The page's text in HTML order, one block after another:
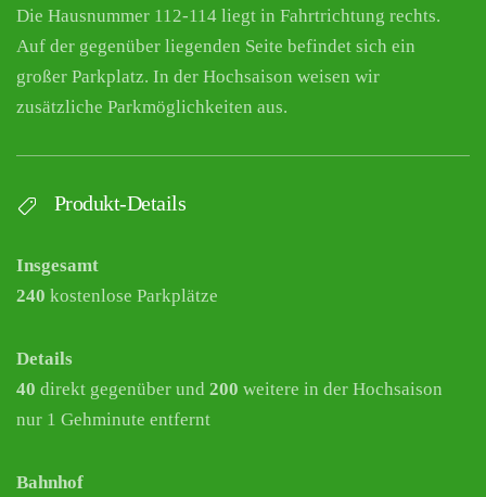
Die Hausnummer 112-114 liegt in Fahrtrichtung rechts.
Auf der gegenüber liegenden Seite befindet sich ein
großer Parkplatz. In der Hochsaison weisen wir
zusätzliche Parkmöglichkeiten aus.
Produkt-Details
Insgesamt
240 kostenlose Parkplätze
Details
40 direkt gegenüber und 200 weitere in der Hochsaison
nur 1 Gehminute entfernt
Bahnhof